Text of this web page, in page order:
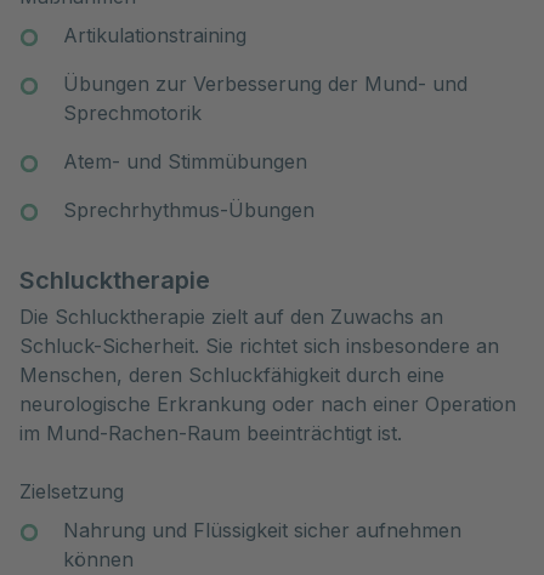
Artikulationstraining
Übungen zur Verbesserung der Mund- und
Sprechmotorik
Atem- und Stimmübungen
Sprechrhythmus-Übungen
Schlucktherapie
Die Schlucktherapie zielt auf den Zuwachs an
Schluck-Sicherheit. Sie richtet sich insbesondere an
Menschen, deren Schluckfähigkeit durch eine
neurologische Erkrankung oder nach einer Operation
im Mund-Rachen-Raum beeinträchtigt ist.
Zielsetzung
Nahrung und Flüssigkeit sicher aufnehmen
können